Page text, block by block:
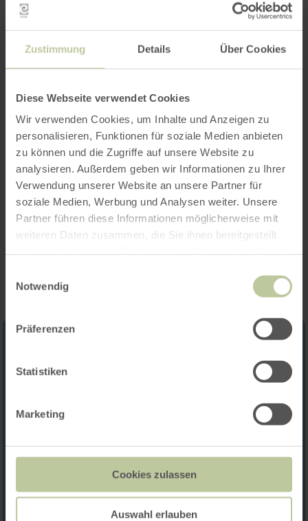
Zustimmung Details Über Cookies
Diese Webseite verwendet Cookies
Wir verwenden Cookies, um Inhalte und Anzeigen zu
personalisieren, Funktionen für soziale Medien anbieten
zu können und die Zugriffe auf unsere Website zu
analysieren. Außerdem geben wir Informationen zu Ihrer
Verwendung unserer Website an unsere Partner für
soziale Medien, Werbung und Analysen weiter. Unsere
Partner führen diese Informationen möglicherweise mit
weiteren Daten zusammen, die Sie ihnen bereitgestellt
Notwendig
Präferenzen
Statistiken
Marketing
Cookies zulassen
Auswahl erlauben
Meer informatie
Openingstijden
Kenmerken / bijzonderheden
Categorieën
Impressies